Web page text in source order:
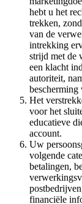
hebt u het
trekken,
van de
intrekking
strijd met de
een klacht
autoriteit,
bescherming
Het
voor het
educatieve
account.
Uw
volgende
betalingen,
financiële